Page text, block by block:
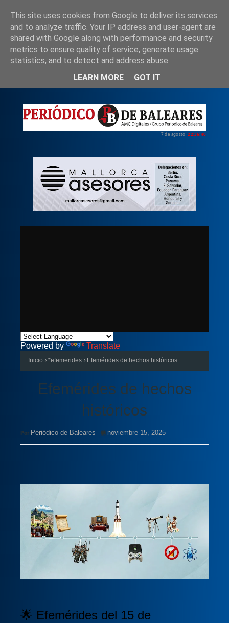
Inicio Nosotros Política de privacidad
7 de agosto 22:36:42
Powered by Translate
Inicio *efemerides Efemérides de hechos históricos
Efemérides de hechos
históricos
Periódico de Baleares noviembre 15, 2025
🌟 Efemérides del 15 de
This site uses cookies from Google to deliver its services
and to analyze traffic. Your IP address and user-agent are
shared with Google along with performance and security
metrics to ensure quality of service, generate usage
statistics, and to detect and address abuse.
LEARN MORE
GOT IT